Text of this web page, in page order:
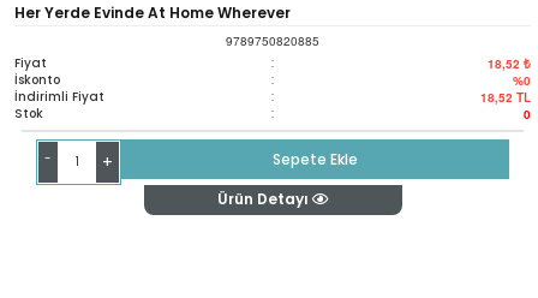
Her Yerde Evinde At Home Wherever
9789750820885
Fiyat : 18,52 ₺
İskonto : %0
İndirimli Fiyat : 18,52 TL
Stok : 0
- +
Sepete Ekle
Ürün Detayı